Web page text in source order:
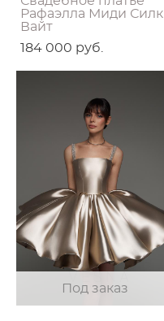
Рафаэлла Миди Силк
Вайт
184 000 pуб.
Под заказ